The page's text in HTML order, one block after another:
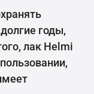
годы,
лак Helmi